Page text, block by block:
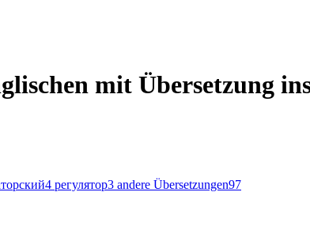
mit Übersetzung
4 регулятор3 andere Übersetzungen97